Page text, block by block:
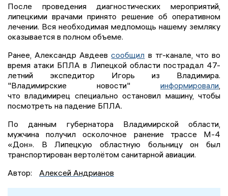
После проведения диагностических мероприятий,
липецкими врачами принято решение об оперативном
лечении. Вся необходимая медпомощь нашему земляку
оказывается в полном объеме.
Ранее, Александр Авдеевсообщил в тг-канале, что во
время атаки БПЛА в Липецкой области пострадал 47-
летний экспедитор Игорь из Владимира.
"Владимирские новости" информировали
что владимирец специально остановил машину, чтобы
посмотреть на падение БПЛА.
По данным губернатора Владимирской области,
мужчина получил осколочное ранение трассе М-4
«Дон». В Липецкую областную больницу он был
транспортирован вертолётом санитарной авиации.
Автор:
Алексей Андрианов